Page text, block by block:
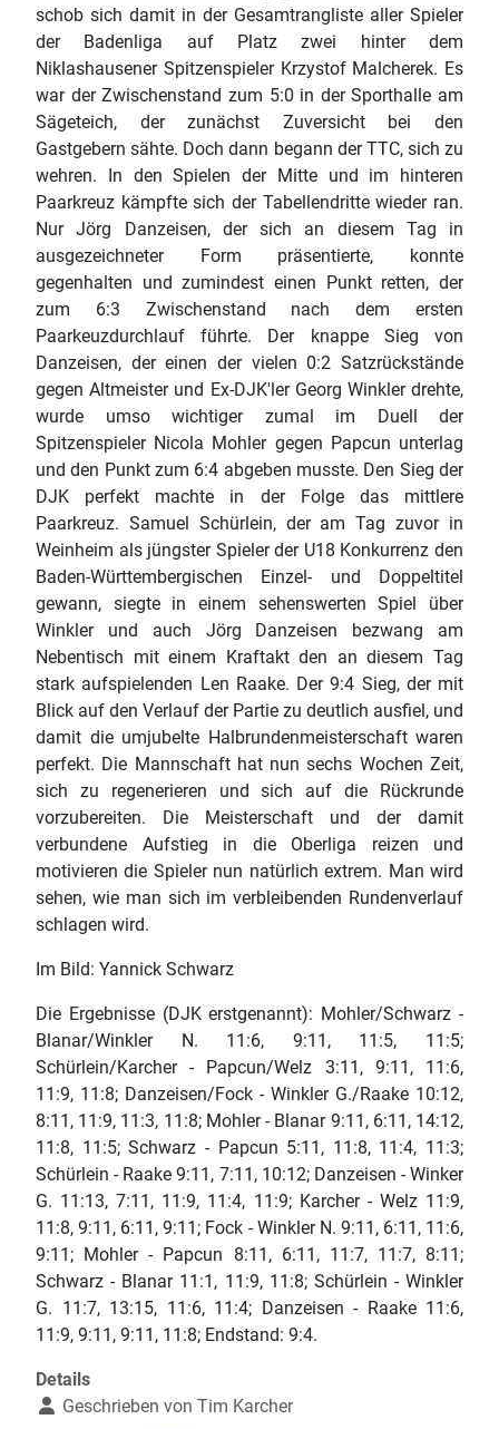
schob sich damit in der Gesamtrangliste aller Spieler
der Badenliga auf Platz zwei hinter dem
Niklashausener Spitzenspieler Krzystof Malcherek. Es
war der Zwischenstand zum 5:0 in der Sporthalle am
Sägeteich, der zunächst Zuversicht bei den
Gastgebern sähte. Doch dann begann der TTC, sich zu
wehren. In den Spielen der Mitte und im hinteren
Paarkreuz kämpfte sich der Tabellendritte wieder ran.
Nur Jörg Danzeisen, der sich an diesem Tag in
ausgezeichneter Form präsentierte, konnte
gegenhalten und zumindest einen Punkt retten, der
zum 6:3 Zwischenstand nach dem ersten
Paarkeuzdurchlauf führte. Der knappe Sieg von
Danzeisen, der einen der vielen 0:2 Satzrückstände
gegen Altmeister und Ex-DJK'ler Georg Winkler drehte,
wurde umso wichtiger zumal im Duell der
Spitzenspieler Nicola Mohler gegen Papcun unterlag
und den Punkt zum 6:4 abgeben musste. Den Sieg der
DJK perfekt machte in der Folge das mittlere
Paarkreuz. Samuel Schürlein, der am Tag zuvor in
Weinheim als jüngster Spieler der U18 Konkurrenz den
Baden-Württembergischen Einzel- und Doppeltitel
gewann, siegte in einem sehenswerten Spiel über
Winkler und auch Jörg Danzeisen bezwang am
Nebentisch mit einem Kraftakt den an diesem Tag
stark aufspielenden Len Raake. Der 9:4 Sieg, der mit
Blick auf den Verlauf der Partie zu deutlich ausfiel, und
damit die umjubelte Halbrundenmeisterschaft waren
perfekt. Die Mannschaft hat nun sechs Wochen Zeit,
sich zu regenerieren und sich auf die Rückrunde
vorzubereiten. Die Meisterschaft und der damit
verbundene Aufstieg in die Oberliga reizen und
motivieren die Spieler nun natürlich extrem. Man wird
sehen, wie man sich im verbleibenden Rundenverlauf
schlagen wird.
Im Bild: Yannick Schwarz
Die Ergebnisse (DJK erstgenannt): Mohler/Schwarz -
Blanar/Winkler N. 11:6, 9:11, 11:5, 11:5;
Schürlein/Karcher - Papcun/Welz 3:11, 9:11, 11:6,
11:9, 11:8; Danzeisen/Fock - Winkler G./Raake 10:12,
8:11, 11:9, 11:3, 11:8; Mohler - Blanar 9:11, 6:11, 14:12,
11:8, 11:5; Schwarz - Papcun 5:11, 11:8, 11:4, 11:3;
Schürlein - Raake 9:11, 7:11, 10:12; Danzeisen - Winker
G. 11:13, 7:11, 11:9, 11:4, 11:9; Karcher - Welz 11:9,
11:8, 9:11, 6:11, 9:11; Fock - Winkler N. 9:11, 6:11, 11:6,
9:11; Mohler - Papcun 8:11, 6:11, 11:7, 11:7, 8:11;
Schwarz - Blanar 11:1, 11:9, 11:8; Schürlein - Winkler
G. 11:7, 13:15, 11:6, 11:4; Danzeisen - Raake 11:6,
11:9, 9:11, 9:11, 11:8; Endstand: 9:4.
Details
Geschrieben von Tim Karcher